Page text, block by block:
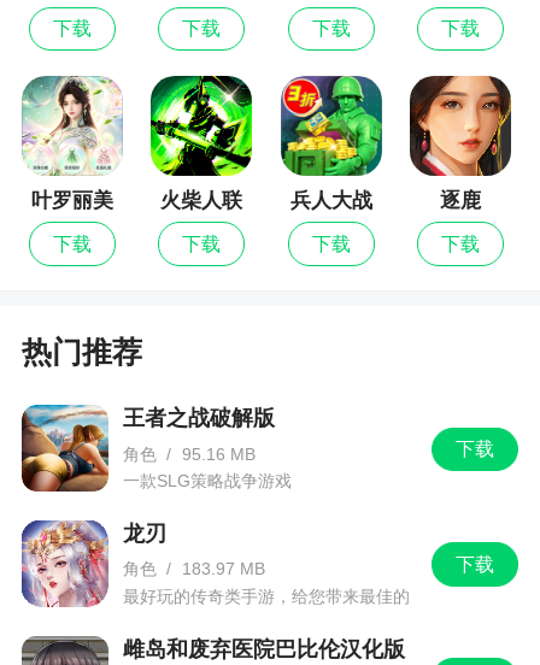
普通更新
下载
闯关
下载 下载 下载
叶罗丽美
颜公主
下载
火柴人联
盟3
下载
兵人大战
下载
逐鹿
下载
热门推荐
下载
王者之战破解版
角色 / 95.16 MB
一款SLG策略战争游戏
下载
龙刃
角色 /
183.97 MB
最好玩的传奇类手游，给您带来最佳的
雌岛和废弃医院巴比伦汉化版